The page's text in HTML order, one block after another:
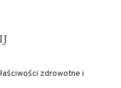
zdrowotne i